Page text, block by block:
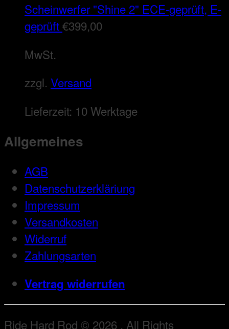
Scheinwerfer "Shine 2" ECE-geprüft, E-
geprüft€399,00
MwSt.
zzgl. Versand
Lieferzeit: 10 Werktage
Allgemeines
AGB
Datenschutzerkläriung
Impressum
Versandkosten
Widerruf
Zahlungsarten
Vertrag widerrufen
Ride Hard Rod © 2026 . All Rights